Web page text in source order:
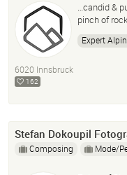
…candid &
pinch of
Expert
6020 Innsbruck
162
Stefan Dokoupil
Composing Mode/